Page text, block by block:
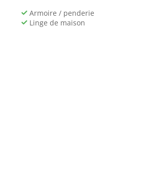
Armoire / penderie
Linge de maison